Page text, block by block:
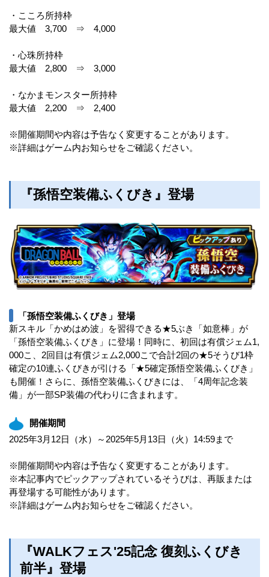
・こころ所持枠
最大値 3,700 ⇒ 4,000
・心珠所持枠
最大値 2,800 ⇒ 3,000
・なかまモンスター所持枠
最大値 2,200 ⇒ 2,400
※開催期間や内容は予告なく変更することがあります。
※詳細はゲーム内お知らせをご確認ください。
『孫悟空装備ふくびき』登場
「孫悟空装備ふくびき」登場
新スキル「かめはめ波」を習得できる★5ぶき「如意棒」が
「孫悟空装備ふくびき」に登場！同時に、初回は有償ジェム1,
000こ、2回目は有償ジェム2,000こで合計2回の★5そうび1枠
確定の10連ふくびきが引ける「★5確定孫悟空装備ふくびき」
も開催！さらに、孫悟空装備ふくびきには、「4周年記念装
備」が一部SP装備の代わりに含まれます。
開催期間
2025年3月12日（水）～2025年5月13日（火）14:59まで
※開催期間や内容は予告なく変更することがあります。
※本記事内でピックアップされているそうびは、再販または
再登場する可能性があります。
※詳細はゲーム内お知らせをご確認ください。
『WALKフェス'25記念 復刻ふくびき
前半』登場